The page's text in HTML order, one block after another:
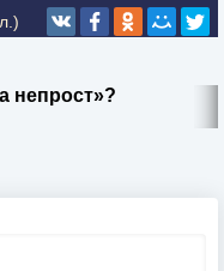
непрост»?